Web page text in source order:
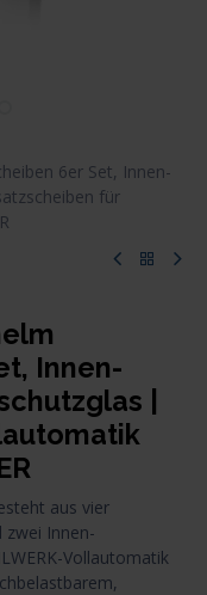
6er Set, Innen-
für
Innen-
|
aus vier
zwei Innen-
Vollautomatik